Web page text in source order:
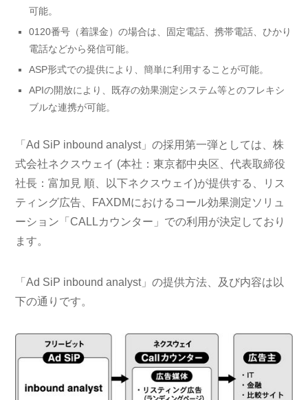
可能。
0120番号（着課金）の場合は、固定電話、携帯電話、ひかり
電話などから発信可能。
ASP形式での提供により、簡単に利用することが可能。
APIの開放により、既存の効果測定システム等とのフレキシ
ブルな連携が可能。
「Ad SiP inbound analyst」の採用第一弾としては、株
式会社ネクスウェイ (本社：東京都中央区、代表取締役
社長：富加見 順、以下ネクスウェイ)が提供する、リス
ティング広告、FAXDMにおけるコール効果測定ソリュ
ーション「CALLカウンター」での利用が決定しており
ます。
「Ad SiP inbound analyst」の提供方法、及び内容は以
下の通りです。